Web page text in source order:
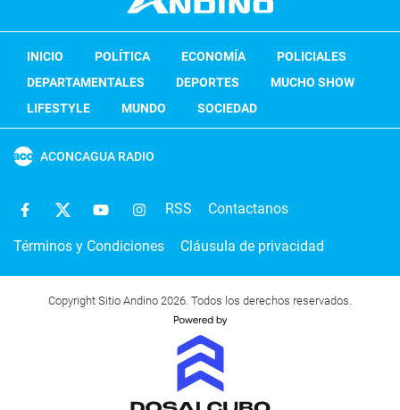
INICIO POLÍTICA ECONOMÍA
POLICIALES
DEPARTAMENTALES
DEPORTES
MUCHO SHOW
LIFESTYLE
MUNDO SOCIEDAD
ACONCAGUA RADIO
RSS Contactanos
Términos y Condiciones Cláusula de privacidad
Copyright Sitio Andino 2026. Todos los derechos reservados.